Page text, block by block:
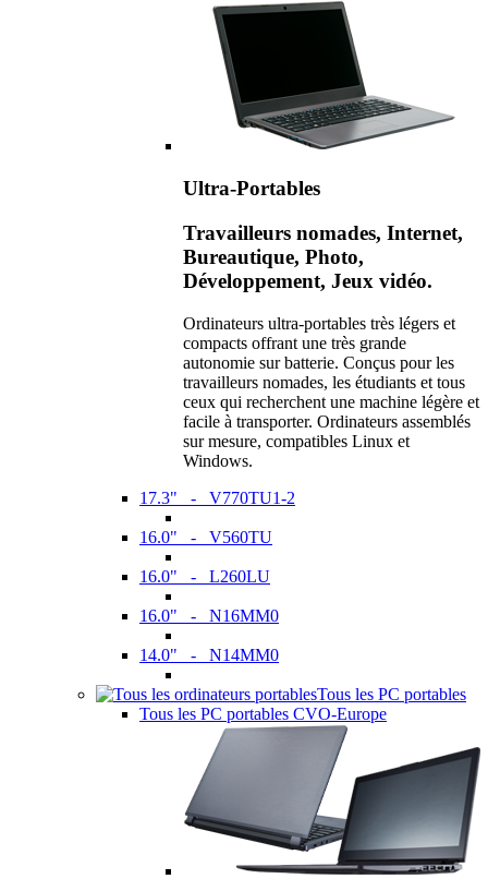
Ultra-Portables
Travailleurs nomades, Internet,
Bureautique, Photo,
Développement, Jeux vidéo.
Ordinateurs ultra-portables très légers et
compacts offrant une très grande
autonomie sur batterie. Conçus pour les
travailleurs nomades, les étudiants et tous
ceux qui recherchent une machine légère et
facile à transporter. Ordinateurs assemblés
sur mesure, compatibles Linux et
Windows.
17.3" - V770TU1-2
16.0" - V560TU
16.0" - L260LU
16.0" - N16MM0
14.0" - N14MM0
Tous les PC portables
Tous les PC portables CVO-Europe